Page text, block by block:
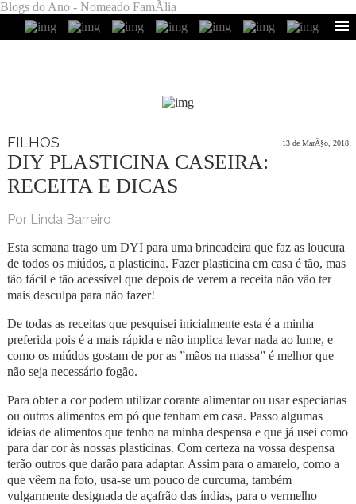
Blogs do Ano - Nomeado FamÃ­lia
FILHOS 13 de MarÃ§o, 2018
DIY PLASTICINA CASEIRA:
RECEITA E DICAS
Por Linda Barreiro
Esta semana trago um DYI para uma brincadeira que faz as loucura
de todos os miúdos, a plasticina. Fazer plasticina em casa é tão, mas
tão fácil e tão acessível que depois de verem a receita não vão ter
mais desculpa para não fazer!
De todas as receitas que pesquisei inicialmente esta é a minha
preferida pois é a mais rápida e não implica levar nada ao lume, e
como os miúdos gostam de por as ”mãos na massa” é melhor que
não seja necessário fogão.
Para obter a cor podem utilizar corante alimentar ou usar especiarias
ou outros alimentos em pó que tenham em casa. Passo algumas
ideias de alimentos que tenho na minha despensa e que já usei como
para dar cor às nossas plasticinas. Com certeza na vossa despensa
terão outros que darão para adaptar. Assim para o amarelo, como a
que vêem na foto, usa-se um pouco de curcuma, também
vulgarmente designada de açafrão das índias, para o vermelho